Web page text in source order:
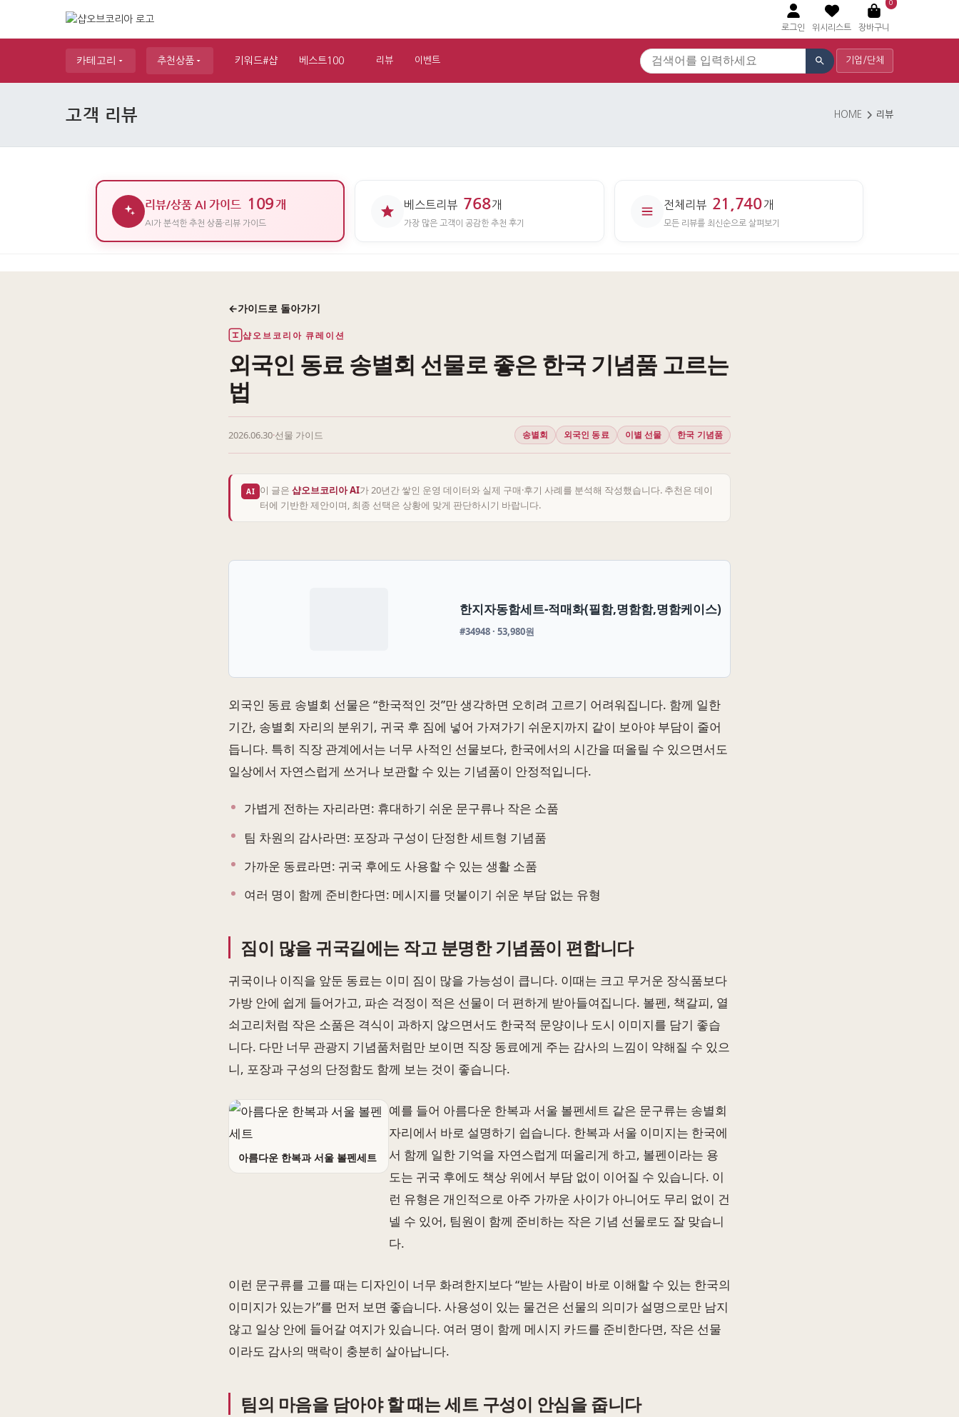
로그인 위시리스트
0
장바구니
카테고리 추천상품 키워드#샵 베스트100 리뷰 이벤트 기업/단체
고객 리뷰 HOME 리뷰
리뷰/상품 AI 가이드 109 개
AI가 분석한 추천 상품·리뷰 가이드
베스트리뷰 768개
가장 많은 고객이 공감한 추천 후기
전체리뷰 21,740개
모든 리뷰를 최신순으로 살펴보기
←가이드로 돌아가기
샵오브코리아 큐레이션
외국인 동료 송별회 선물로 좋은 한국 기념품 고르는
법
2026.06.30·선물 가이드 송별회 외국인 동료 이별 선물 한국 기념품
AI 이 글은샵오브코리아 AI가 20년간 쌓인 운영 데이터와 실제 구매·후기 사례를 분석해 작성했습니다. 추천은 데이
터에 기반한 제안이며, 최종 선택은 상황에 맞게 판단하시기 바랍니다.
한지자동함세트-적매화(필함,명함함,명함케이스)
#34948 · 53,980원
외국인 동료 송별회 선물은 “한국적인 것”만 생각하면 오히려 고르기 어려워집니다. 함께 일한
기간, 송별회 자리의 분위기, 귀국 후 짐에 넣어 가져가기 쉬운지까지 같이 보아야 부담이 줄어
듭니다. 특히 직장 관계에서는 너무 사적인 선물보다, 한국에서의 시간을 떠올릴 수 있으면서도
일상에서 자연스럽게 쓰거나 보관할 수 있는 기념품이 안정적입니다.
가볍게 전하는 자리라면: 휴대하기 쉬운 문구류나 작은 소품
팀 차원의 감사라면: 포장과 구성이 단정한 세트형 기념품
가까운 동료라면: 귀국 후에도 사용할 수 있는 생활 소품
여러 명이 함께 준비한다면: 메시지를 덧붙이기 쉬운 부담 없는 유형
짐이 많을 귀국길에는 작고 분명한 기념품이 편합니다
귀국이나 이직을 앞둔 동료는 이미 짐이 많을 가능성이 큽니다. 이때는 크고 무거운 장식품보다
가방 안에 쉽게 들어가고, 파손 걱정이 적은 선물이 더 편하게 받아들여집니다. 볼펜, 책갈피, 열
쇠고리처럼 작은 소품은 격식이 과하지 않으면서도 한국적 문양이나 도시 이미지를 담기 좋습
니다. 다만 너무 관광지 기념품처럼만 보이면 직장 동료에게 주는 감사의 느낌이 약해질 수 있으
니, 포장과 구성의 단정함도 함께 보는 것이 좋습니다.
예를 들어 아름다운 한복과 서울 볼펜세트 같은 문구류는 송별회
자리에서 바로 설명하기 쉽습니다. 한복과 서울 이미지는 한국에
서 함께 일한 기억을 자연스럽게 떠올리게 하고, 볼펜이라는 용
도는 귀국 후에도 책상 위에서 부담 없이 이어질 수 있습니다. 이
런 유형은 개인적으로 아주 가까운 사이가 아니어도 무리 없이 건
넬 수 있어, 팀원이 함께 준비하는 작은 기념 선물로도 잘 맞습니
다.
아름다운 한복과 서울 볼펜세트
이런 문구류를 고를 때는 디자인이 너무 화려한지보다 “받는 사람이 바로 이해할 수 있는 한국의
이미지가 있는가”를 먼저 보면 좋습니다. 사용성이 있는 물건은 선물의 의미가 설명으로만 남지
않고 일상 안에 들어갈 여지가 있습니다. 여러 명이 함께 메시지 카드를 준비한다면, 작은 선물
이라도 감사의 맥락이 충분히 살아납니다.
팀의 마음을 담아야 할 때는 세트 구성이 안심을 줍니다